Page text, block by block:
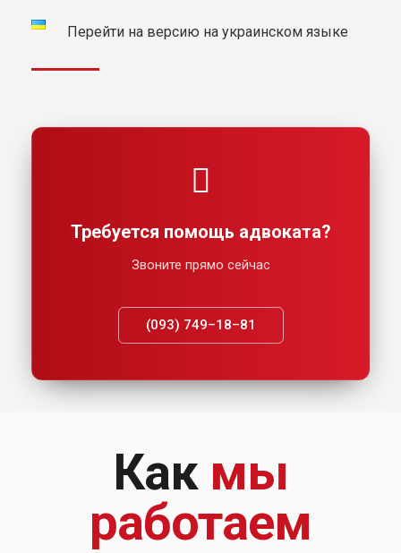
Перейти на версию на украинском языке
Как мы
работаем
Требуется помощь адвоката?
Звоните прямо сейчас
(093) 749–18–81